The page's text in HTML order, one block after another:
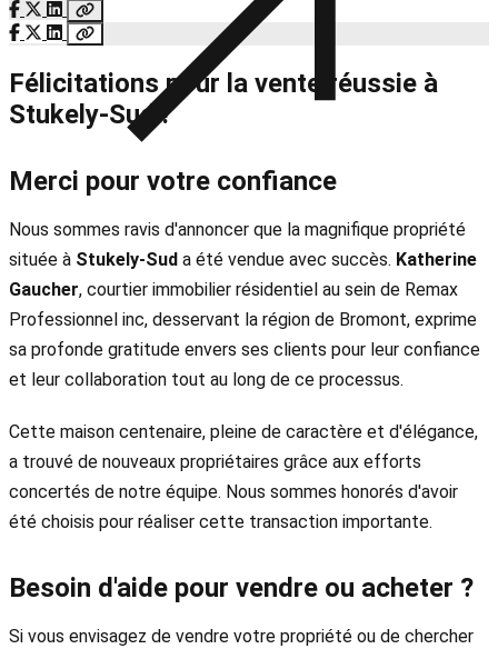
Félicitations pour la vente réussie à
Stukely-Sud !
Merci pour votre confiance
Nous sommes ravis d'annoncer que la magnifique propriété
située à Stukely-Sud a été vendue avec succès. Katherine
Gaucher, courtier immobilier résidentiel au sein de Remax
Professionnel inc, desservant la région de Bromont, exprime
sa profonde gratitude envers ses clients pour leur confiance
et leur collaboration tout au long de ce processus.
Cette maison centenaire, pleine de caractère et d'élégance,
a trouvé de nouveaux propriétaires grâce aux efforts
concertés de notre équipe. Nous sommes honorés d'avoir
été choisis pour réaliser cette transaction importante.
Besoin d'aide pour vendre ou acheter ?
Si vous envisagez de vendre votre propriété ou de chercher